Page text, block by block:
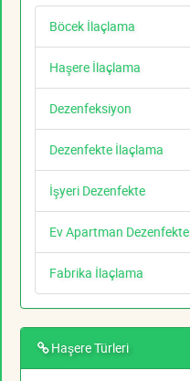
Böcek İlaçlama
Haşere İlaçlama
Dezenfeksiyon
Dezenfekte İlaçlama
İşyeri Dezenfekte
Ev Apartman Dezenfekte
Fabrika İlaçlama
Haşere Türleri